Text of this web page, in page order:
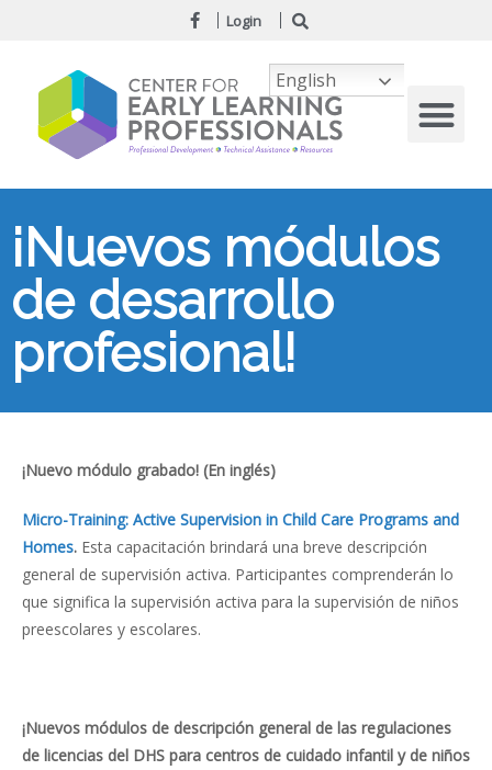
Login
¡Nuevos módulos
de desarrollo
profesional!
¡Nuevo módulo grabado! (En inglés)
Micro-Training: Active Supervision in Child Care Programs and
Homes. Esta capacitación brindará una breve descripción
general de supervisión activa. Participantes comprenderán lo
que significa la supervisión activa para la supervisión de niños
preescolares y escolares.
¡Nuevos módulos de descripción general de las regulaciones
de licencias del DHS para centros de cuidado infantil y de niños
English